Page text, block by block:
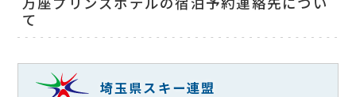
万座プリンスホテルの宿泊予約連絡先につい
て
埼玉県スキー連盟